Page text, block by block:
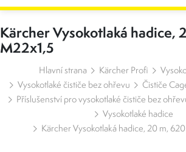
Kärcher Vysokotlaká hadice,
M22x1,5
Hlavní strana Kärcher Profi
Vysokotlaké čističe bez ohřevu
Čističe
Příslušenství pro vysokotlaké čističe bez
Vysokotlaké hadice
Kärcher Vysokotlaká hadice, 20 m,